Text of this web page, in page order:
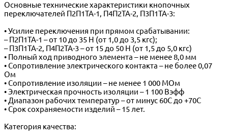
Основные технические характеристики кнопочных
переключателей П2П1ТА-1, П4П2ТА-2, П3П1ТА-3:
• Усилие переключения при прямом срабатывании:
– П2П1ТА-1 – от 10 до 35 Н (от 1,0 до 3,5 кгс);
– П3П1ТА-2, П4П2ТА-3 – от 15 до 50 Н (от 1,5 до 5,0 кгс)
• Полный ход приводного элемента – не менее 8,0 мм
• Сопротивление электрического контакта – не более 0,07
Ом
• Сопротивление изоляции – не менее 1 000 МОм
• Электрическая прочность изоляции – 1 100 Вэфф
• Диапазон рабочих температур – от минус 60С до +70С
• Срок сохраняемости изделий – 15 лет.
Категория качества: